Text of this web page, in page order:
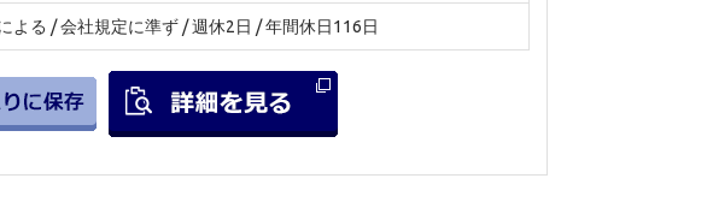
よる / 会社規定に準ず / 週休2日 / 年間休日116日